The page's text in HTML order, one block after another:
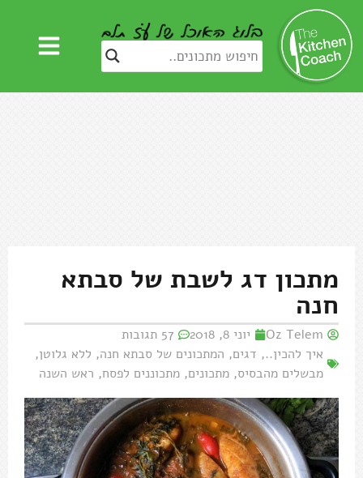
מתכון דג לשבת של סבתא
חנה
Oz Telem יוני 8, 2018
57 תגובות
איך להכין.., דגים, המתכונים של סבתא חנה, ללא גלוטן,
מבשלים מהבסיס, מתכונים, מתכוננים לפסח, ראש השנה